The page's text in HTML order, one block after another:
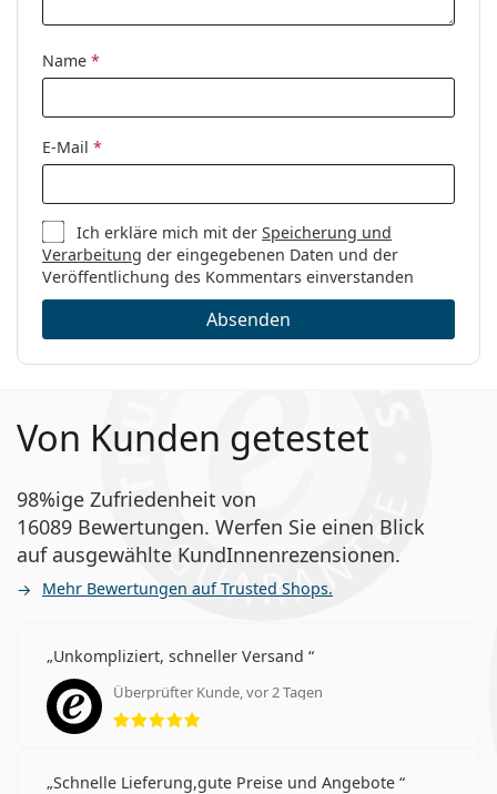
Name *
E-Mail *
Ich erkläre mich mit derSpeicherung und
Verarbeitung der eingegebenen Daten und der
Veröffentlichung des Kommentars einverstanden
Absenden
Von Kunden getestet
98%ige Zufriedenheit von
16089 Bewertungen. Werfen Sie einen Blick
auf ausgewählte KundInnenrezensionen.
Mehr Bewertungen auf Trusted Shops.
Unkompliziert, schneller Versand
Überprüfter Kunde, vor 2 Tagen
Bewertung 5 aus 5
Schnelle Lieferung,gute Preise und Angebote